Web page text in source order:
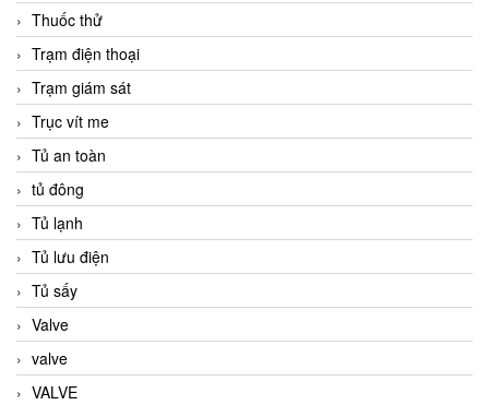
Thuốc thử
Trạm điện thoại
Trạm giám sát
Trục vít me
Tủ an toàn
tủ đông
Tủ lạnh
Tủ lưu điện
Tủ sấy
Valve
valve
VALVE